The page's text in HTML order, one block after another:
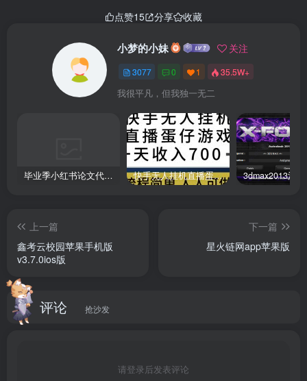
-针对不同人群瑜伽基础及目标，让每一次的习练更具针对效
-别担心没有基础，专业导师为你量身定制，规划陪伴训练全
-工作总是太忙，开启计划提醒，从此告别毫无效果的半途而
-准确的卡路里消耗及训练时长数据，全面追录每一次习练效
-有料社区内容，专业教练答疑解惑，陪你一起跨过瓶颈再提
升
-无论家里还是公司，不同练习时长自由掌控，随时随地想练
就练
点赞15 分享 收藏
小梦的小妹 关注
3077 0 1 35.5W+
我很平凡，但我独一无二
毕业季小红书论文代润色项目，本科1500，专科1200，高客单GPT4.0-20分钟一篇带实操 快手无人挂机直播蛋仔游戏，一天收入700+流程简单人人可做（送10G素材）
上一篇
鑫考云校园苹果手机版
v3.7.0ios版
下一篇
星火链网app苹果版
评论 抢沙发
请登录后发表评论